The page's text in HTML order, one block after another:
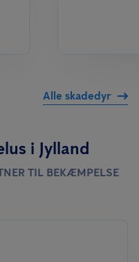
Alle skadedyr
i Jylland
TIL BEKÆMPELSE